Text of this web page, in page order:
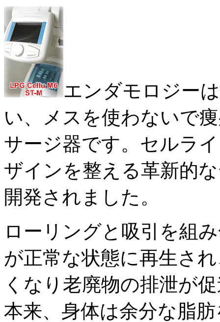
エンダモロジー
い、メスを使わないで
サージ器です。セルラ
ザインを整える革新的
開発されました。
ローリングと吸引を組
が正常な状態に再生さ
くなり老廃物の排泄が
本来、身体は余分な脂